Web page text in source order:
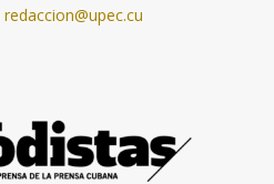
redaccion@upec.cu